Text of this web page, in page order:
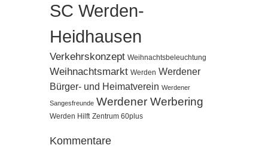
SC Werden-
Heidhausen
Verkehrskonzept Weihnachtsbeleuchtung
Weihnachtsmarkt Werden Werdener
Bürger- und Heimatverein Werdener
Sangesfreunde Werdener Werbering
Werden Hilft Zentrum 60plus
Kommentare